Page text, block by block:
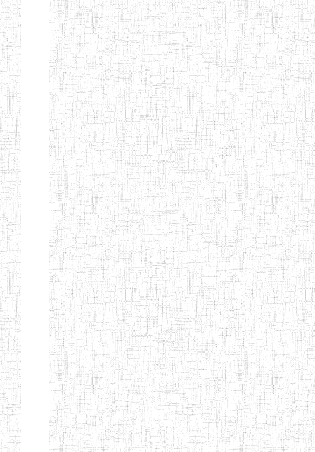
"K.T.T.C NDOP"
ENIEG PRIVEE
BILINGUE
LAIQUE LES
PERFORMANCES
PEDAGOGIQUES
01/09/2015 ENIEG
ENIEG DU HAUT
NKAM
12/08/2013 ENIEG
ENIEG BILINGUE
DE L'IPEP DE
BANDJOUN
05/09/2003 ENIEG
ENIEG PRIVEE
NANFAH
07/09/2012 ENIEG
ENPIEG TERESA
JANE
14/03/2014 ENIEG
ENIEG
MODERNE
04/08/2010 ENIEG